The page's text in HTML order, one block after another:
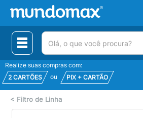
(pesquisar)
Realize suas compras com:
2 CARTÕES
ou PIX + CARTÃO
< Filtro de Linha